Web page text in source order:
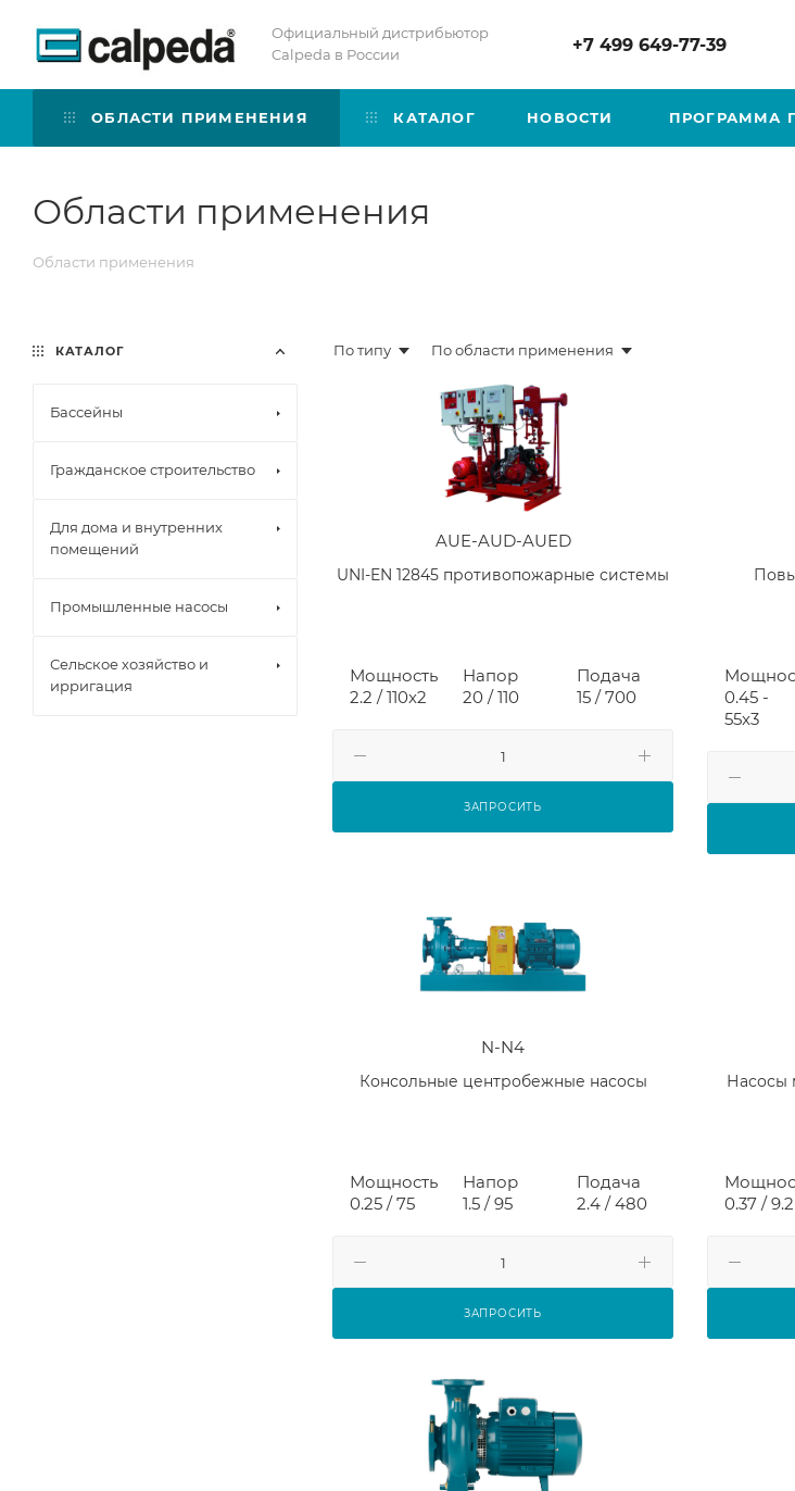
Официальный дистрибьютор
Calpeda в России
+7 499 649-77-39
ОБЛАСТИ ПРИМЕНЕНИЯ КАТАЛОГ НОВОСТИ ПРОГРАММА
Области применения
Области применения
По типу По области применения
AUE-AUD-AUED
UNI-EN 12845 противопожарные системы
Мощность
2.2 / 110x2
Напор
20 / 110
Подача
15 / 700
ЗАПРОСИТЬ
0.45 -
55x3
N-N4
Консольные центробежные насосы
Мощность
0.25 / 75
Напор
1.5 / 95
Подача
2.4 / 480
ЗАПРОСИТЬ
Насосы
0.37 / 9.2
КАТАЛОГ
Бассейны
Гражданское строительство
Для дома и внутренних
помещений
Промышленные насосы
Сельское хозяйство и
ирригация